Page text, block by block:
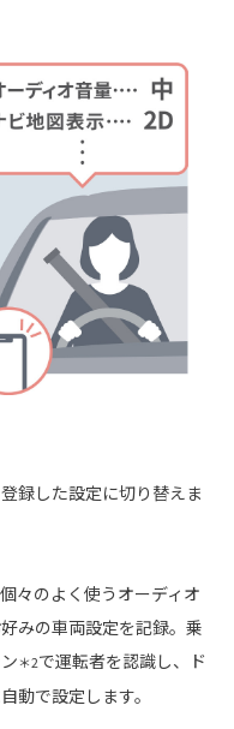
録した設定に切り替えま
々のよく使うオーディオ
みの車両設定を記録。乗
＊2で運転者を認識し、ド
動で設定します。